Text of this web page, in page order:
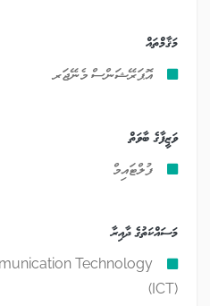
މަޤާމްތައް
އޮޕަރޭޝަންސް މެނޭޖަރ
ވަޒީފާގެ ބާވަތް
ފުލްޓައިމް
މަސައްކަތުގެ ދާއިރާ
Technology
(ICT)